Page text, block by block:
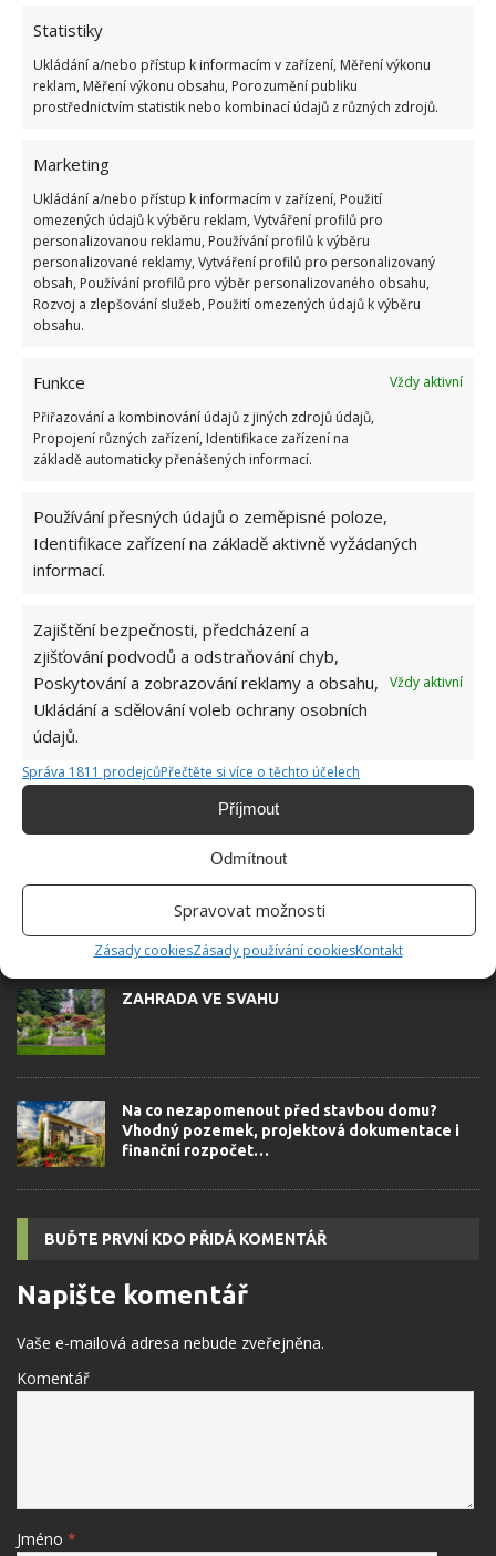
Statistiky
Ukládání a/nebo přístup k informacím v zařízení, Měření výkonu
reklam, Měření výkonu obsahu, Porozumění publiku
prostřednictvím statistik nebo kombinací údajů z různých zdrojů.
Marketing
Ukládání a/nebo přístup k informacím v zařízení, Použití
omezených údajů k výběru reklam, Vytváření profilů pro
personalizovanou reklamu, Používání profilů k výběru
personalizované reklamy, Vytváření profilů pro personalizovaný
obsah, Používání profilů pro výběr personalizovaného obsahu,
Rozvoj a zlepšování služeb, Použití omezených údajů k výběru
obsahu.
Funkce
Vždy aktivní
Přiřazování a kombinování údajů z jiných zdrojů údajů,
Propojení různých zařízení, Identifikace zařízení na
základě automaticky přenášených informací.
Používání přesných údajů o zeměpisné poloze,
Identifikace zařízení na základě aktivně vyžádaných
informací.
Zajištění bezpečnosti, předcházení a
zjišťování podvodů a odstraňování chyb,
Poskytování a zobrazování reklamy a obsahu,
Ukládání a sdělování voleb ochrany osobních
údajů.
Vždy aktivní
Správa 1811 prodejcůPřečtěte si více o těchto účelech
Příjmout
Odmítnout
Spravovat možnosti
Zásady cookiesZásady používání cookiesKontakt
Přidejte svůj názor
KOMENTOVAT
Jiří Kolář
velkým kutilem. V podstatě vše, co je
možné najít v j...[Více o autorovi]
SOUVISEJÍCÍ ČLÁNKY
Živý plot se změnil k nepoznání. Senior z něj
vytvořil umělecké dílo
ZAHRADA VE SVAHU
Na co nezapomenout před stavbou domu?
Vhodný pozemek, projektová dokumentace i
finanční rozpočet…
BUĎTE PRVNÍ KDO PŘIDÁ KOMENTÁŘ
Napište komentář
Vaše e-mailová adresa nebude zveřejněna.
Komentář
Jméno *